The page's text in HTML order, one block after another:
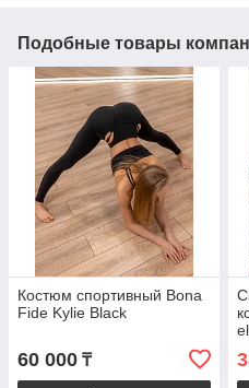
Подобные товары
Костюм спортивный Bona
Fide Kylie Black
60 000 ₸